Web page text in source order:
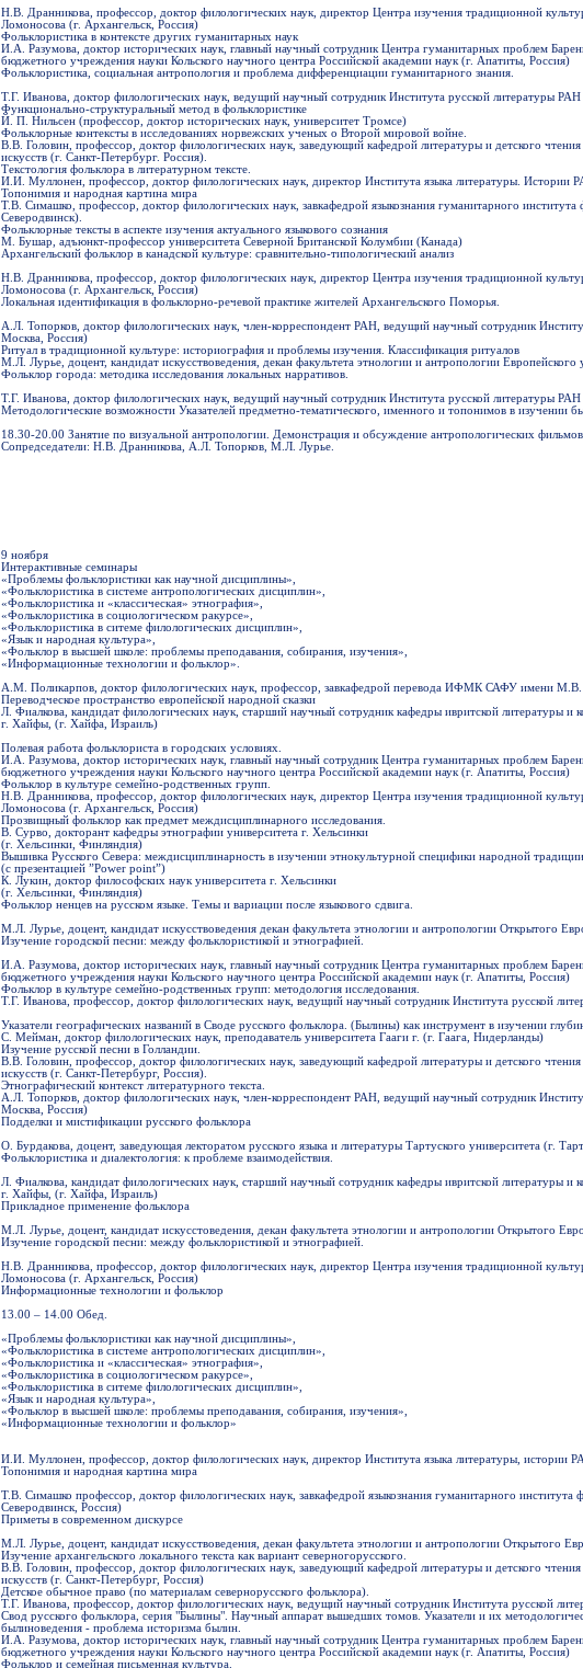
Н.В. Дранникова, профессор, доктор филологических наук, директор Центра изучения традиционной
Ломоносова (г. Архангельск, Россия)
Фольклористика в контексте других гуманитарных наук
И.А. Разумова, доктор исторических наук, главный научный сотрудник Центра гуманитарных проблем
бюджетного учреждения науки Кольского научного центра Российской академии наук (г. Апатиты, Россия)
Фольклористика, социальная антропология и проблема дифференциации гуманитарного знания.
Т.Г. Иванова, доктор филологических наук, ведущий научный сотрудник Института русской литературы
Функционально-структуральный метод в фольклористике
Й. П. Нильсен (профессор, доктор исторических наук, университет Тромсе)
Фольклорные контексты в исследованиях норвежских ученых о Второй мировой войне.
В.В. Головин, профессор, доктор филологических наук, заведующий кафедрой литературы и детского
искусств (г. Санкт-Петербург. Россия).
Текстология фольклора в литературном тексте.
И.И. Муллонен, профессор, доктор филологических наук, директор Института языка литературы. Истории
Топонимия и народная картина мира
Т.В. Симашко, профессор, доктор филологических наук, завкафедрой языкознания гуманитарного
Северодвинск).
Фольклорные тексты в аспекте изучения актуального языкового сознания
М. Бушар, адъюнкт-профессор университета Северной Британской Колумбии (Канада)
Архангельский фольклор в канадской культуре: сравнительно-типологический анализ
Н.В. Дранникова, профессор, доктор филологических наук, директор Центра изучения традиционной
Ломоносова (г. Архангельск, Россия)
Локальная идентификация в фольклорно-речевой практике жителей Архангельского Поморья.
А.Л. Топорков, доктор филологических наук, член-корреспондент РАН, ведущий научный сотрудник
Москва, Россия)
Ритуал в традиционной культуре: историография и проблемы изучения. Классификация ритуалов
М.Л. Лурье, доцент, кандидат искусствоведения, декан факультета этнологии и антропологии Европейского
Фольклор города: методика исследования локальных нарративов.
Т.Г. Иванова, доктор филологических наук, ведущий научный сотрудник Института русской литературы
Методологические возможности Указателей предметно-тематического, именного и топонимов в изучении
18.30-20.00 Занятие по визуальной антропологии. Демонстрация и обсуждение антропологических
Сопредседатели: Н.В. Дранникова, А.Л. Топорков, М.Л. Лурье.
9 ноября
Интерактивные семинары
«Проблемы фольклористики как научной дисциплины»,
«Фольклористика в системе антропологических дисциплин»,
«Фольклористика и «классическая» этнография»,
«Фольклористика в социологическом ракурсе»,
«Фольклористика в ситеме филологических дисциплин»,
«Язык и народная культура»,
«Фольклор в высшей школе: проблемы преподавания, собирания, изучения»,
«Информационные технологии и фольклор».
А.М. Поликарпов, доктор филологических наук, профессор, завкафедрой перевода ИФМК САФУ имени М.В.
Переводческое пространство европейской народной сказки
Л. Фиалкова, кандидат филологических наук, старший научный сотрудник кафедры ивритской литературы и
г. Хайфы, (г. Хайфа, Израиль)
Полевая работа фольклориста в городских условиях.
И.А. Разумова, доктор исторических наук, главный научный сотрудник Центра гуманитарных проблем
бюджетного учреждения науки Кольского научного центра Российской академии наук (г. Апатиты, Россия)
Фольклор в культуре семейно-родственных групп.
Н.В. Дранникова, профессор, доктор филологических наук, директор Центра изучения традиционной
Ломоносова (г. Архангельск, Россия)
Прозвищный фольклор как предмет междисциплинарного исследования.
В. Сурво, докторант кафедры этнографии университета г. Хельсинки
(г. Хельсинки, Финляндия)
Вышивка Русского Севера: междисциплинарность в изучении этнокультурной специфики народной
(с презентацией ”Power point”)
К. Лукин, доктор философских наук университета г. Хельсинки
(г. Хельсинки, Финляндия)
Фольклор ненцев на русском языке. Темы и вариации после языкового сдвига.
М.Л. Лурье, доцент, кандидат искусствоведения декан факультета этнологии и антропологии Открытого
Изучение городской песни: между фольклористикой и этнографией.
И.А. Разумова, доктор исторических наук, главный научный сотрудник Центра гуманитарных проблем
бюджетного учреждения науки Кольского научного центра Российской академии наук (г. Апатиты, Россия)
Фольклор в культуре семейно-родственных групп: методология исследования.
Т.Г. Иванова, профессор, доктор филологических наук, ведущий научный сотрудник Института русской
Указатели географических названий в Своде русского фольклора. (Былины) как инструмент в изучении
С. Мейман, доктор филологических наук, преподаватель университета Гааги г. (г. Гаага, Нидерланды)
Изучение русской песни в Голландии.
В.В. Головин, профессор, доктор филологических наук, заведующий кафедрой литературы и детского
искусств (г. Санкт-Петербург, Россия).
Этнографический контекст литературного текста.
А.Л. Топорков, доктор филологических наук, член-корреспондент РАН, ведущий научный сотрудник
Москва, Россия)
Подделки и мистификации русского фольклора
О. Бурдакова, доцент, заведующая лекторатом русского языка и литературы Тартуского университета (г.
Фольклористика и диалектология: к проблеме взаимодействия.
Л. Фиалкова, кандидат филологических наук, старший научный сотрудник кафедры ивритской литературы и
г. Хайфы, (г. Хайфа, Израиль)
Прикладное применение фольклора
М.Л. Лурье, доцент, кандидат искусстоведения, декан факультета этнологии и антропологии Открытого
Изучение городской песни: между фольклористикой и этнографией.
Н.В. Дранникова, профессор, доктор филологических наук, директор Центра изучения традиционной
Ломоносова (г. Архангельск, Россия)
Информационные технологии и фольклор
13.00 – 14.00 Обед.
«Проблемы фольклористики как научной дисциплины»,
«Фольклористика в системе антропологических дисциплин»,
«Фольклористика и «классическая» этнография»,
«Фольклористика в социологическом ракурсе»,
«Фольклористика в ситеме филологических дисциплин»,
«Язык и народная культура»,
«Фольклор в высшей школе: проблемы преподавания, собирания, изучения»,
«Информационные технологии и фольклор»
И.И. Муллонен, профессор, доктор филологических наук, директор Института языка литературы, истории
Топонимия и народная картина мира
Т.В. Симашко профессор, доктор филологических наук, завкафедрой языкознания гуманитарного
Северодвинск, Россия)
Приметы в современном дискурсе
М.Л. Лурье, доцент, кандидат искусствоведения, декан факультета этнологии и антропологии Открытого
Изучение архангельского локального текста как вариант северногорусского.
В.В. Головин, профессор, доктор филологических наук, заведующий кафедрой литературы и детского
искусств (г. Санкт-Петербург, Россия)
Детское обычное право (по материалам севернорусского фольклора).
Т.Г. Иванова, профессор, доктор филологических наук, ведущий научный сотрудник Института русской
Свод русского фольклора, серия "Былины". Научный аппарат вышедших томов. Указатели и их
былиноведения - проблема историзма былин.
И.А. Разумова, доктор исторических наук, главный научный сотрудник Центра гуманитарных проблем
бюджетного учреждения науки Кольского научного центра Российской академии наук (г. Апатиты, Россия)
Фольклор и семейная письменная культура.